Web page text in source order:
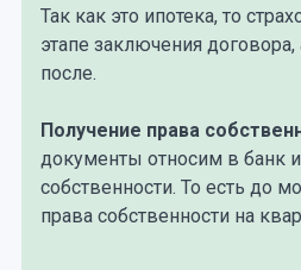
Так как это ипотека, то
этапе заключения договора,
после.
Получение права
документы относим в банк
собственности. То есть до
права собственности на